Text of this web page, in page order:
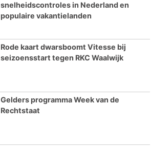
snelheidscontroles in Nederland en
populaire vakantielanden
Rode kaart dwarsboomt Vitesse bij
seizoensstart tegen RKC Waalwijk
Gelders programma Week van de
Rechtstaat